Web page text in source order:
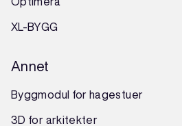
XL-BYGG
Annet
Byggmodul for hagestuer
3D for arkitekter